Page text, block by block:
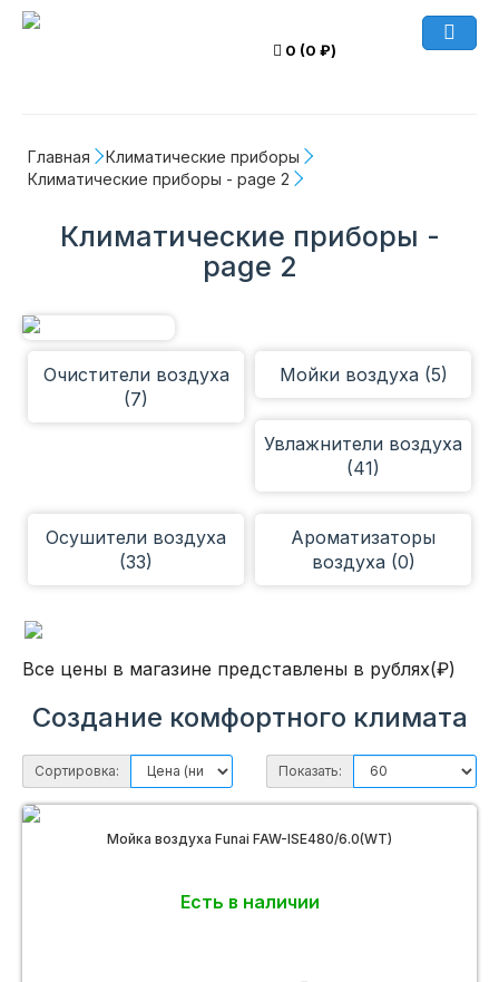
0 (0 ₽)
Главная
Климатические приборы
Климатические приборы - page 2
Климатические приборы -
page 2
Очистители воздуха
(7)
Мойки воздуха (5)
Увлажнители воздуха
(41)
Осушители воздуха
(33)
Ароматизаторы
воздуха (0)
Все цены в магазине представлены в рублях(₽)
Создание комфортного климата
Сортировка: Показать:
Мойка воздуха Funai FAW-ISE480/6.0(WT)
Есть в наличии